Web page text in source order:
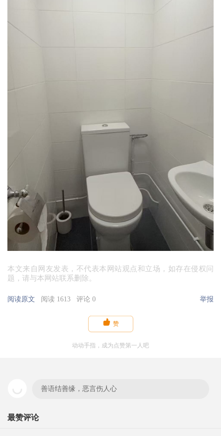
本文来自网友发表，不代表本网站观点和立场，如存在侵权问
题，请与本网站联系删除。
阅读原文 阅读 1613 评论 0 举报
 赞
动动手指，成为点赞第一人吧
善语结善缘，恶言伤人心
最赞评论